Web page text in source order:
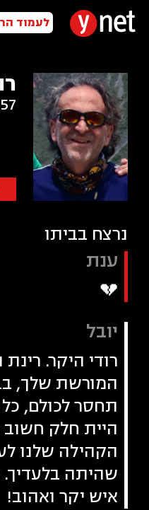
לעמוד
57
נרצח בביתו
ענת
💔
יובל
רודי היקר.
המורשת שלך,
תחסר לכולם,
היית חלק
הקהילה שלנו
שהיתה בלעדיך.
איש יקר ואהוב!